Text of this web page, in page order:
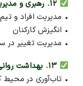
• مدیریت افراد و
• انگیزش کارکنان
• مدیریت تغییر در
• تاب‌آوری در محیط